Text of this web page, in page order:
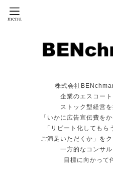
株式会社
企業のエスコート
ストック型経営
「いかに広告宣伝費を
「リピート化しても
ご満足いただくか」を
一方的なコンサル
目標に向かって